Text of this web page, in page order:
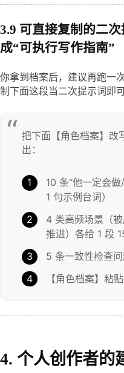
3.9 可直接复制的二
成“可执行写作指南”
你拿到档案后，建议再跑一
制下面这段当二次提示词即可
把下面【角色档案】改
出：
10 条“他一定会
1 句示例台词）
4 类高频场景（
推进）各给 1 段
5 条一致性检查问
【角色档案】粘
4. 个人创作者的